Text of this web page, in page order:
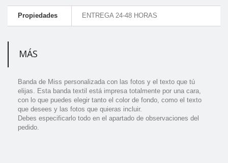
Propiedades ENTREGA 24-48 HORAS
MÁS
Banda de Miss personalizada con las fotos y el texto que tú
elijas. Esta banda textil está impresa totalmente por una cara,
con lo que puedes elegir tanto el color de fondo, como el texto
que desees y las fotos que quieras incluir.
Debes especificarlo todo en el apartado de observaciones del
pedido.